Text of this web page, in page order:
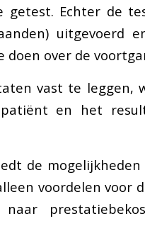
getest. Echter de
uitgevoerd
over de
vast te leggen,
en het
de
voordelen voor